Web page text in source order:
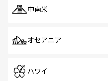
中南米
オセアニア
ハワイ